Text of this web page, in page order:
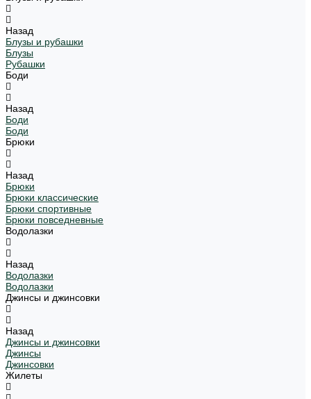
Назад
Блузы и рубашки
Блузы
Рубашки
Боди
Назад
Боди
Боди
Брюки
Назад
Брюки
Брюки классические
Брюки спортивные
Брюки повседневные
Водолазки
Назад
Водолазки
Водолазки
Джинсы и джинсовки
Назад
Джинсы и джинсовки
Джинсы
Джинсовки
Жилеты